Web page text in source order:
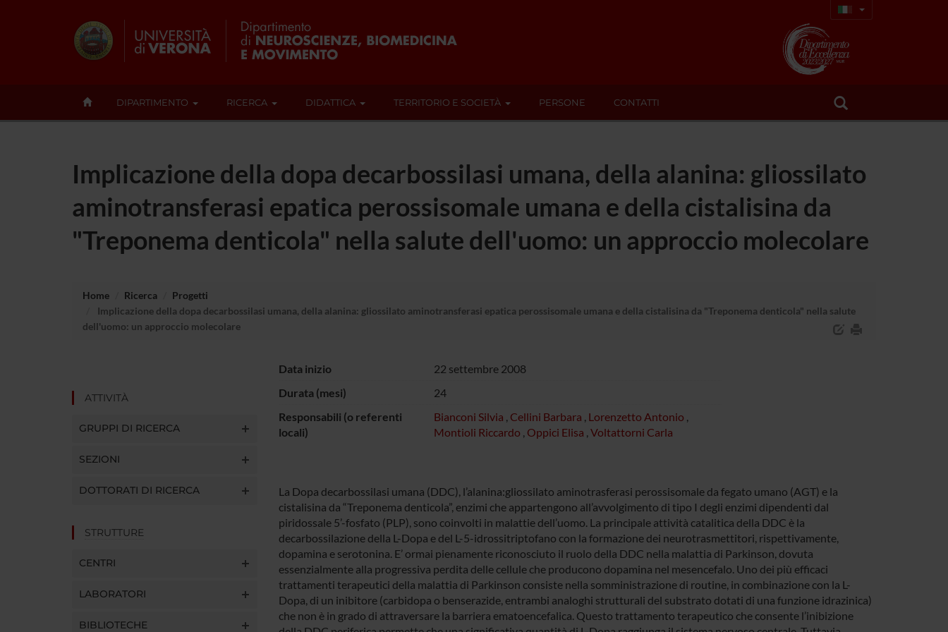
DIPARTIMENTO RICERCA DIDATTICA TERRITORIO E SOCIETÀ PERSONE CONTATTI
Implicazione della dopa decarbossilasi umana, della alanina: gliossilato
aminotransferasi epatica perossisomale umana e della cistalisina da
"Treponema denticola" nella salute dell'uomo: un approccio molecolare
Home Ricerca
Progetti
Implicazione della dopa decarbossilasi umana, della alanina: gliossilato aminotransferasi epatica perossisomale umana e della cistalisina da "Treponema denticola" nella salute
dell'uomo: un approccio molecolare
ATTIVITÀ
GRUPPI DI RICERCA
SEZIONI
DOTTORATI DI RICERCA
STRUTTURE
CENTRI
LABORATORI
BIBLIOTECHE
Data inizio
22 settembre 2008
Durata (mesi)
24
Responsabili (o referenti
locali)
Bianconi Silvia , Cellini Barbara , Lorenzetto Antonio ,
Montioli Riccardo , Oppici Elisa , Voltattorni Carla
La Dopa decarbossilasi umana (DDC), l’alanina:gliossilato aminotrasferasi perossisomale da fegato umano (AGT) e la
cistalisina da “Treponema denticola”, enzimi che appartengono all’avvolgimento di tipo I degli enzimi dipendenti dal
piridossale 5’-fosfato (PLP), sono coinvolti in malattie dell’uomo. La principale attività catalitica della DDC è la
decarbossilazione della L-Dopa e del L-5-idrossitriptofano con la formazione dei neurotrasmettitori, rispettivamente,
dopamina e serotonina. E’ ormai pienamente riconosciuto il ruolo della DDC nella malattia di Parkinson, dovuta
essenzialmente alla progressiva perdita delle cellule che producono dopamina nel mesencefalo. Uno dei più efficaci
trattamenti terapeutici della malattia di Parkinson consiste nella somministrazione di routine, in combinazione con la L-
Dopa, di un inibitore (carbidopa o benserazide, entrambi analoghi strutturali del substrato dotati di una funzione idrazinica)
che non è in grado di attraversare la barriera ematoencefalica. Questo trattamento terapeutico che consente l’inibizione